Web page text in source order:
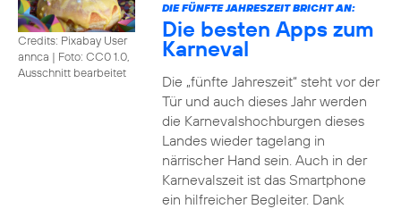
Credits: Pixabay User
annca | Foto: CC0 1.0,
Ausschnitt bearbeitet
DIE FÜNFTE JAHRESZEIT BRICHT AN:
Die besten Apps zum
Karneval
Die „fünfte Jahreszeit“ steht vor der
Tür und auch dieses Jahr werden
die Karnevalshochburgen dieses
Landes wieder tagelang in
närrischer Hand sein. Auch in der
Karnevalszeit ist das Smartphone
ein hilfreicher Begleiter. Dank